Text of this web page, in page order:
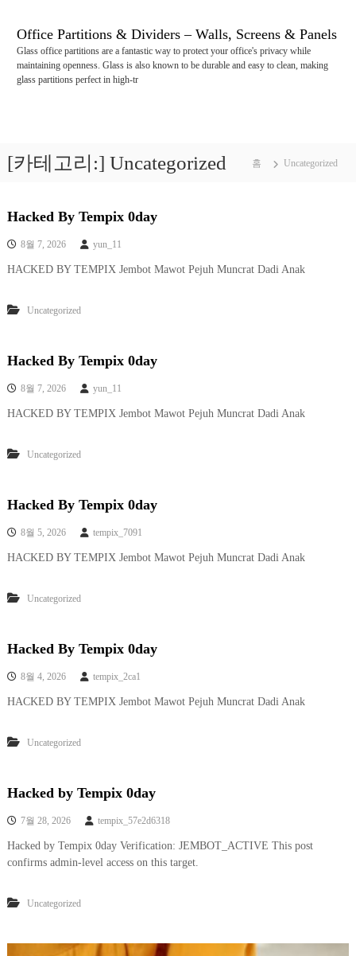
Office Partitions & Dividers – Walls, Screens & Panels
Glass office partitions are a fantastic way to protect your office's privacy while
maintaining openness. Glass is also known to be durable and easy to clean, making
glass partitions perfect in high-tr
[카테고리:] Uncategorized 홈 Uncategorized
Hacked By Tempix 0day
8월 7, 2026 yun_11
HACKED BY TEMPIX Jembot Mawot Pejuh Muncrat Dadi Anak
Uncategorized
Hacked By Tempix 0day
8월 7, 2026 yun_11
HACKED BY TEMPIX Jembot Mawot Pejuh Muncrat Dadi Anak
Uncategorized
Hacked By Tempix 0day
8월 5, 2026 tempix_7091
HACKED BY TEMPIX Jembot Mawot Pejuh Muncrat Dadi Anak
Uncategorized
Hacked By Tempix 0day
8월 4, 2026 tempix_2ca1
HACKED BY TEMPIX Jembot Mawot Pejuh Muncrat Dadi Anak
Uncategorized
Hacked by Tempix 0day
7월 28, 2026 tempix_57e2d6318
Hacked by Tempix 0day Verification: JEMBOT_ACTIVE This post
confirms admin-level access on this target.
Uncategorized